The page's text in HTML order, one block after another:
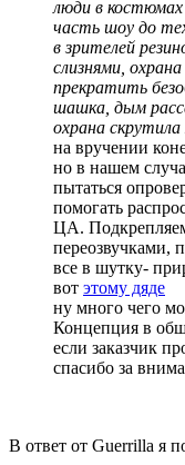
люди в
часть шоу до
в зрителей
слизнями,
прекратить
шашка, дым
охрана скрутила
на вручении
но в нашем
пытаться
помогать
ЦА.
переозвучками,
все в шутку-
вот этому дяде
ну много чего
Концепция в
если заказчик
спасибо за
В ответ от Guerrilla я